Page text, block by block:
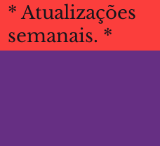
* Atualizações
semanais. *